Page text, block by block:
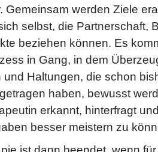
Gemeinsam werden Ziele
selbst, die Partnerschaft,
beziehen können. Es
in Gang, in dem
Haltungen, die schon
haben, bewusst
erkannt, hinterfragt
besser meistern zu